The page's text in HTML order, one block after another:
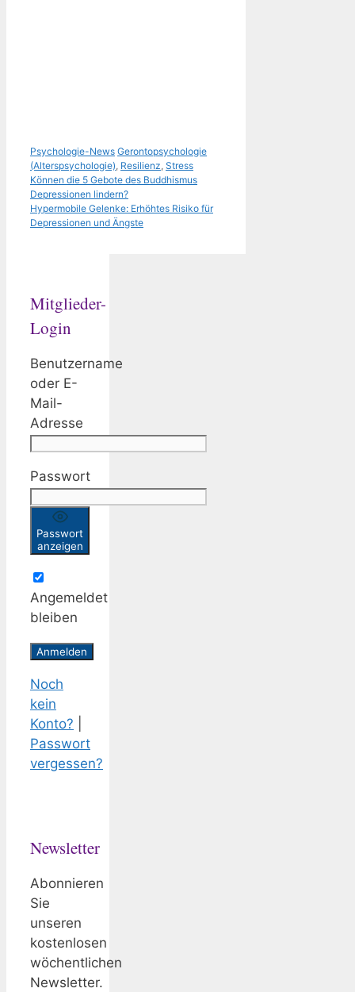
Kategorien
Psychologie-News Schlagwörter
Gerontopsychologie
(Alterspsychologie) Resilienz Stress
Können die 5 Gebote des Buddhismus
Depressionen lindern?
Hypermobile Gelenke: Erhöhtes Risiko für
Depressionen und Ängste
Mitglieder-
Login
Benutzername
oder E-
Mail-
Adresse
Passwort
Passwort
anzeigen
Angemeldet
bleiben
Noch
kein
Konto?
Passwort
vergessen?
Newsletter
Abonnieren
Sie
unseren
kostenlosen
wöchentlichen
Newsletter.